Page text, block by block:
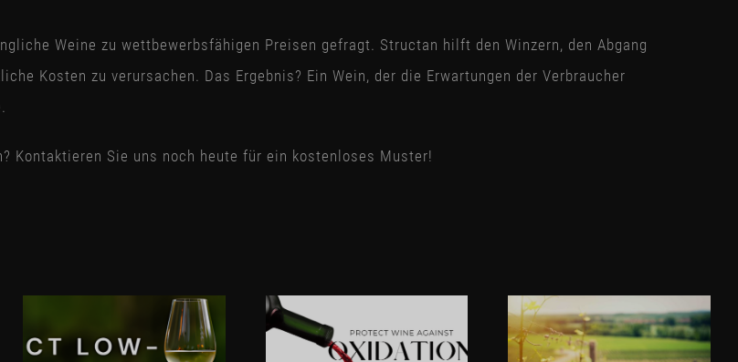
Weine zu wettbewerbsfähigen Preisen gefragt. Structan hilft den Winzern, den Abgang
Kosten zu verursachen. Das Ergebnis? Ein Wein, der die Erwartungen der Verbraucher
Kontaktieren Sie uns noch heute für ein kostenloses Muster!